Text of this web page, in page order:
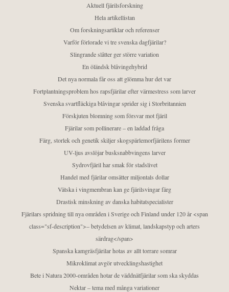
Aktuell fjärilsforskning
Hela artikellistan
Om forskningsartiklar och referenser
Varför förlorade vi tre svenska dagfjärilar?
Slingrande slåtter ger större variation
En öländsk blåvingehybrid
Det nya normala får oss att glömma hur det var
Fortplantningsproblem hos rapsfjärilar efter värmestress som larver
Svenska svartfläckiga blåvingar sprider sig i Storbritannien
Förskjuten blomning som försvar mot fjäril
Fjärilar som pollinerare – en laddad fråga
Färg, storlek och genetik skiljer skogspärlemorfjärilens former
UV-ljus avslöjar busksnabbvingens larver
Sydrovfjäril har smak för stadslivet
Handel med fjärilar omsätter miljontals dollar
Vätska i vingmembran kan ge fjärilsvingar färg
Drastisk minskning av danska habitatspecialister
Fjärilars spridning till nya områden i Sverige och Finland under 120 år <span
class="sf-description">– betydelsen av klimat, landskapstyp och arters
särdrag</span>
Spanska kamgräsfjärilar hotas av allt torrare somrar
Mikroklimat avgör utvecklingshastighet
Bete i Natura 2000-områden hotar de väddnätfjärilar som ska skyddas
Nektar – tema med många variationer